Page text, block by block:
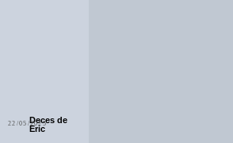
22/05/2025Deces de
Eric